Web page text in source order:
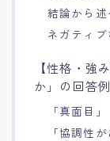
結論から
ネガティ
【性格・強
か」の回答例
「真面目
「協調性